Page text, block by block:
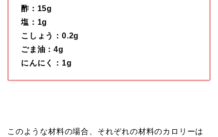
酢：15g
塩：1g
こしょう：0.2g
ごま油：4g
にんにく：1g
このような材料の場合、それぞれの材料のカロリーは